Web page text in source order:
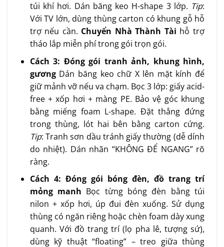
túi khí hơi. Dán băng keo H-shape 3 lớp. Tip:
Với TV lớn, dùng thùng carton có khung gỗ hỗ
trợ nếu cần. Chuyển Nhà Thành Tài hỗ trợ
tháo lắp miễn phí trong gói trọn gói.
Cách 3: Đóng gói tranh ảnh, khung hình,
gươngDán băng keo chữ X lên mặt kính để
giữ mảnh vỡ nếu va chạm. Bọc 3 lớp: giấy acid-
free + xốp hơi + màng PE. Bảo vệ góc khung
bằng miếng foam L-shape. Đặt thẳng đứng
trong thùng, lót hai bên bằng carton cứng.
Tip: Tranh sơn dầu tránh giấy thường (dễ dính
do nhiệt). Dán nhãn “KHÔNG ĐỂ NGANG” rõ
ràng.
Cách 4: Đóng gói bóng đèn, đồ trang trí
mỏng manh Bọc từng bóng đèn bằng túi
nilon + xốp hơi, úp đui đèn xuống. Sử dụng
thùng có ngăn riêng hoặc chèn foam dày xung
quanh. Với đồ trang trí (lọ pha lê, tượng sứ),
dùng kỹ thuật “floating” – treo giữa thùng